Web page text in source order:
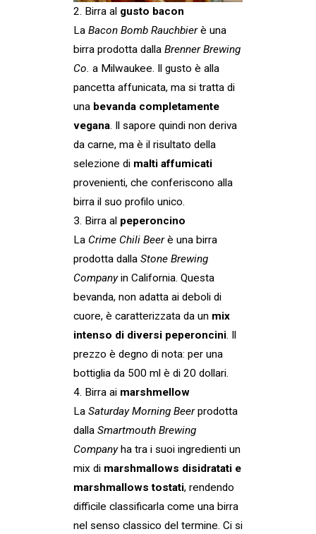
2. Birra al gusto bacon
La Bacon Bomb Rauchbierè una
birra prodotta dalla Brenner Brewing
Co. a Milwaukee. Il gusto è alla
pancetta affunicata, ma si tratta di
una bevanda completamente
vegana. Il sapore quindi non deriva
da carne, ma è il risultato della
selezione di malti affumicati
provenienti, che conferiscono alla
birra il suo profilo unico.
3. Birra al peperoncino
La Crime Chili Beerè una birra
prodotta dalla Stone Brewing
Companyin California. Questa
bevanda, non adatta ai deboli di
cuore, è caratterizzata da un mix
intenso di diversi peperoncini. Il
prezzo è degno di nota: per una
bottiglia da 500 ml è di 20 dollari.
4. Birra ai marshmellow
La Saturday Morning Beerprodotta
dalla Smartmouth Brewing
Companyha tra i suoi ingredienti un
mix di marshmallows disidratati e
marshmallows tostati, rendendo
difficile classificarla come una birra
nel senso classico del termine. Ci si